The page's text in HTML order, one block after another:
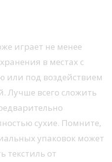
играет не менее
в местах с
или под воздействием
Лучше всего сложить
сухие. Помните,
упаковок может
текстиль от